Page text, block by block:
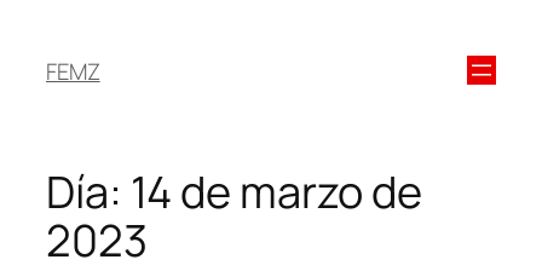
FEMZ
Día: 14 de marzo de
2023